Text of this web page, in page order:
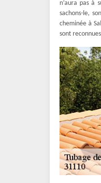
n’aura pas à
sachons-le,
cheminée à
sont